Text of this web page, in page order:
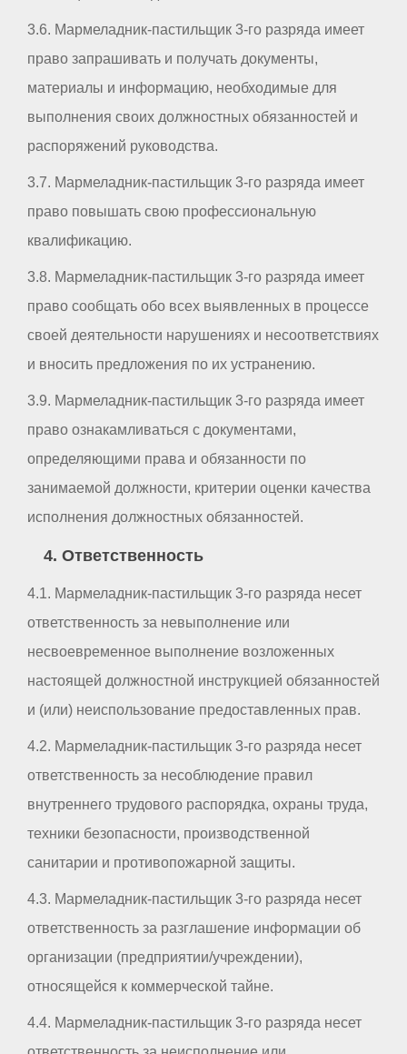
3.6. Мармеладник-пастильщик 3-го разряда имеет
право запрашивать и получать документы,
материалы и информацию, необходимые для
выполнения своих должностных обязанностей и
распоряжений руководства.
3.7. Мармеладник-пастильщик 3-го разряда имеет
право повышать свою профессиональную
квалификацию.
3.8. Мармеладник-пастильщик 3-го разряда имеет
право сообщать обо всех выявленных в процессе
своей деятельности нарушениях и несоответствиях
и вносить предложения по их устранению.
3.9. Мармеладник-пастильщик 3-го разряда имеет
право ознакамливаться с документами,
определяющими права и обязанности по
занимаемой должности, критерии оценки качества
исполнения должностных обязанностей.
4. Ответственность
4.1. Мармеладник-пастильщик 3-го разряда несет
ответственность за невыполнение или
несвоевременное выполнение возложенных
настоящей должностной инструкцией обязанностей
и (или) неиспользование предоставленных прав.
4.2. Мармеладник-пастильщик 3-го разряда несет
ответственность за несоблюдение правил
внутреннего трудового распорядка, охраны труда,
техники безопасности, производственной
санитарии и противопожарной защиты.
4.3. Мармеладник-пастильщик 3-го разряда несет
ответственность за разглашение информации об
организации (предприятии/учреждении),
относящейся к коммерческой тайне.
4.4. Мармеладник-пастильщик 3-го разряда несет